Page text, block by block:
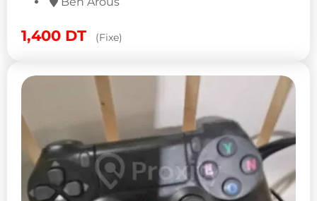
1,400 DT (Fixe)